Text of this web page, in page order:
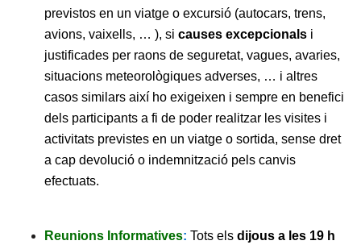
previstos en un viatge o excursió (autocars, trens,
avions, vaixells, … ), si causes excepcionals i
justificades per raons de seguretat, vagues, avaries,
situacions meteorològiques adverses, … i altres
casos similars així ho exigeixen i sempre en benefici
dels participants a fi de poder realitzar les visites i
activitats previstes en un viatge o sortida, sense dret
a cap devolució o indemnització pels canvis
efectuats.
Reunions Informatives: Tots els dijous a les 19 h